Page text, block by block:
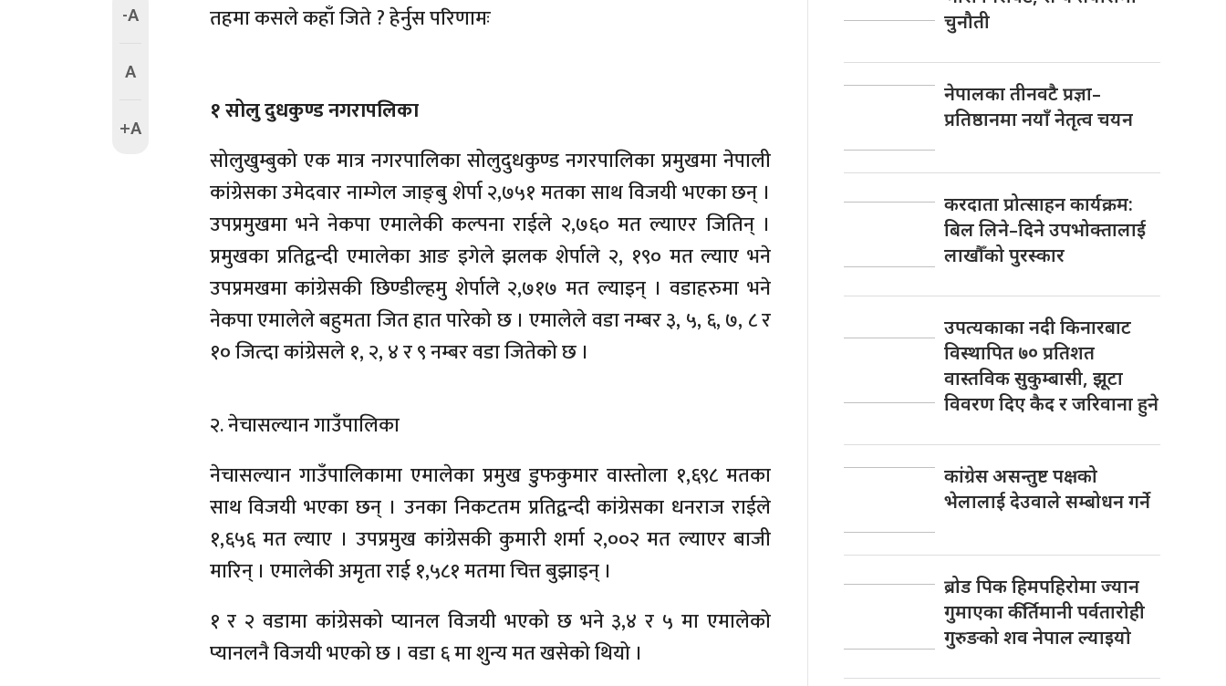
-A
A
+A
तहमा कसले कहाँ जिते ? हेर्नुस परिणामः
१ सोलु दुधकुण्ड नगरापलिका
सोलुखुम्बुको एक मात्र नगरपालिका सोलुदुधकुण्ड नगरपालिका प्रमुखमा नेपाली
कांग्रेसका उमेदवार नाम्गेल जाङ्बु शेर्पा २,७५१ मतका साथ विजयी भएका छन् ।
उपप्रमुखमा भने नेकपा एमालेकी कल्पना राईले २,७६० मत ल्याएर जितिन् ।
प्रमुखका प्रतिद्वन्दी एमालेका आङ इगेले झलक शेर्पाले २, १९० मत ल्याए भने
उपप्रमखमा कांग्रेसकी छिण्डील्हमु शेर्पाले २,७१७ मत ल्याइन् । वडाहरुमा भने
नेकपा एमालेले बहुमता जित हात पारेको छ । एमालेले वडा नम्बर ३, ५, ६, ७, ८ र
१० जित्दा कांग्रेसले १, २, ४ र ९ नम्बर वडा जितेको छ ।
२. नेचासल्यान गाउँपालिका
नेचासल्यान गाउँपालिकामा एमालेका प्रमुख डुफकुमार वास्तोला १,६९८ मतका
साथ विजयी भएका छन् । उनका निकटतम प्रतिद्वन्दी कांग्रेसका धनराज राईले
१,६५६ मत ल्याए । उपप्रमुख कांग्रेसकी कुमारी शर्मा २,००२ मत ल्याएर बाजी
मारिन् । एमालेकी अमृता राई १,५८१ मतमा चित्त बुझाइन् ।
१ र २ वडामा कांग्रेसको प्यानल विजयी भएको छ भने ३,४ र ५ मा एमालेको
प्यानलनै विजयी भएको छ । वडा ६ मा शुन्य मत खसेको थियो ।
चुनौती
नेपालका तीनवटै प्रज्ञा–
प्रतिष्ठानमा नयाँ नेतृत्व चयन
करदाता प्रोत्साहन कार्यक्रम:
बिल लिने–दिने उपभोक्तालाई
लाखौँको पुरस्कार
उपत्यकाका नदी किनारबाट
विस्थापित ७० प्रतिशत
वास्तविक सुकुम्बासी, झूटा
विवरण दिए कैद र जरिवाना हुने
कांग्रेस असन्तुष्ट पक्षको
भेलालाई देउवाले सम्बोधन गर्ने
ब्रोड पिक हिमपहिरोमा ज्यान
गुमाएका कीर्तिमानी पर्वतारोही
गुरुङको शव नेपाल ल्याइयो